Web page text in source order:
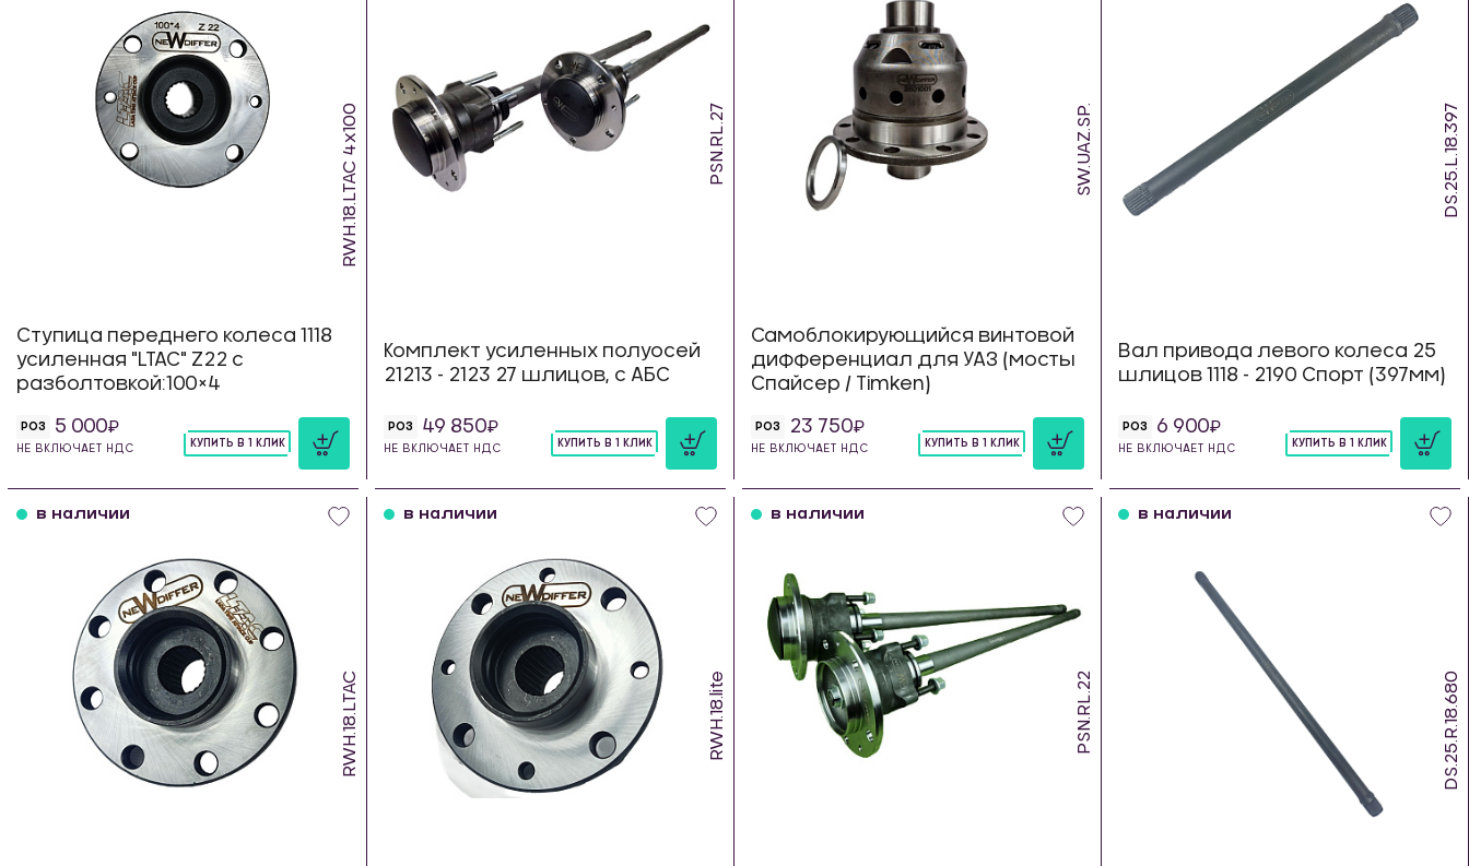
RWH.18.LTAC 4х100
Ступица переднего колеса 1118
усиленная "LTAC" Z22 с
разболтовкой:100×4
РОЗ 5 000
НЕ ВКЛЮЧАЕТ НДС КУПИТЬ В 1 КЛИК
PSN.RL.27
Комплект усиленных полуосей
21213 - 2123 27 шлицов, с АБС
РОЗ 49 850
НЕ ВКЛЮЧАЕТ НДС КУПИТЬ В 1 КЛИК
SW.UAZ.SP.
Самоблокирующийся винтовой
дифференциал для УАЗ (мосты
Спайсер / Timken)
РОЗ 23 750
НЕ ВКЛЮЧАЕТ НДС КУПИТЬ В 1 КЛИК
DS.25.L.18.397
Вал привода левого колеса 25
шлицов 1118 - 2190 Спорт (397мм)
РОЗ 6 900
НЕ ВКЛЮЧАЕТ НДС КУПИТЬ В 1 КЛИК
RWH.18.LTAC
в наличии
RWH.18.lite
в наличии
PSN.RL.22
в наличии
DS.25.R.18.680
в наличии